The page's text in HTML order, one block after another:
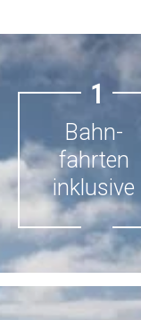
1
Bahn­
fahrten
inklusive
BAHN­